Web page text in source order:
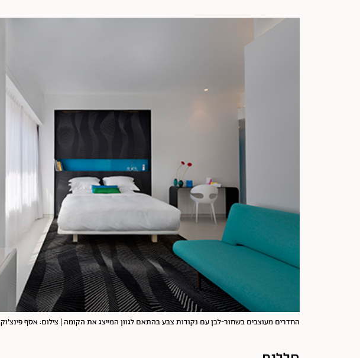
החדרים מעוצבים בשחור-לבן עם נקודות צבע בהתאם לגוון המייצג את הקומה | צילום: אסף פינצ'וק